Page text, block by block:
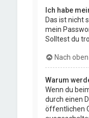
Ich habe
Das ist nicht
mein
Solltest du
Nach oben
Warum
Wenn du
durch einen
öffentlichen